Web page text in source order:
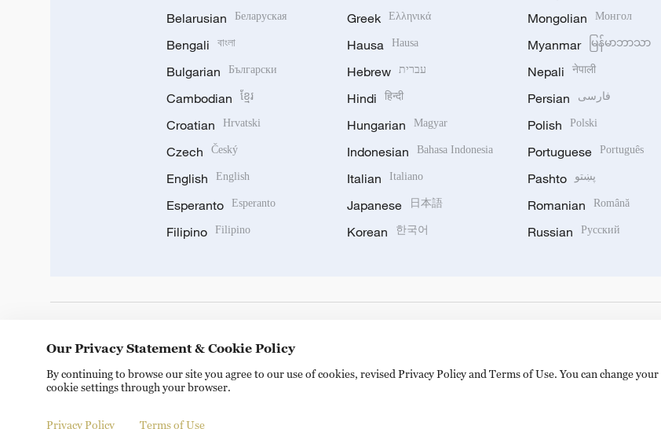
Belarusian Беларуская
Bengali বাংলা
Bulgarian Български
Cambodian ខ្មែរ
Croatian Hrvatski
Czech Český
English English
Esperanto Esperanto
Filipino Filipino
Greek Ελληνικά
Hausa Hausa
Hebrew עברית
Hindi हिन्दी
Hungarian Magyar
Indonesian Bahasa Indonesia
Italian Italiano
Japanese 日本語
Korean 한국어
Mongolian Монгол
Myanmar မြန်မာဘာသာ
Nepali नेपाली
Persian فارسی
Polish Polski
Portuguese Português
Pashto پښتو
Romanian Română
Russian Русский
Our Privacy Statement & Cookie Policy
By continuing to browse our site you agree to our use of cookies, revised Privacy Policy and Terms of Use. You can change your
cookie settings through your browser.
Privacy Policy Terms of Use